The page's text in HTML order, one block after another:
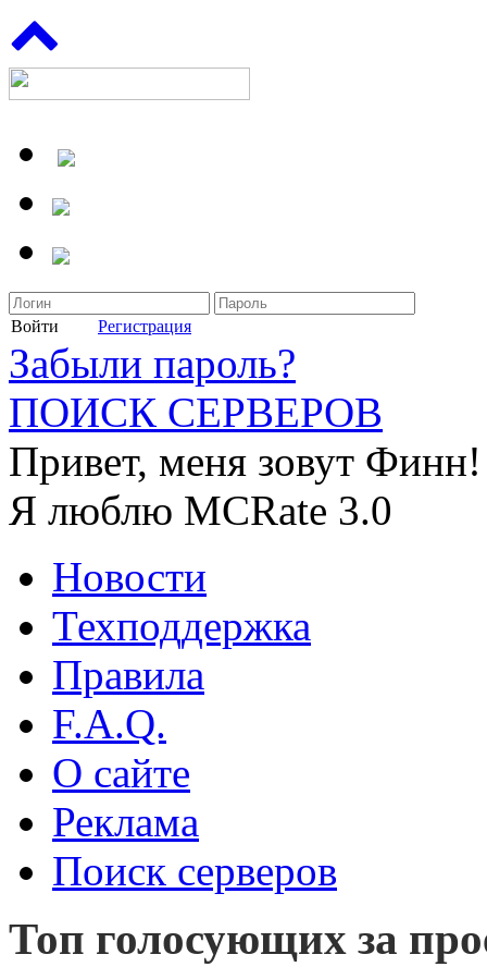
Войти Регистрация
Забыли пароль?
ПОИСК СЕРВЕРОВ
Привет, меня зовут Финн!
Я люблю MCRate 3.0
Новости
Техподдержка
Правила
F.A.Q.
О сайте
Реклама
Поиск серверов
Топ голосующих за